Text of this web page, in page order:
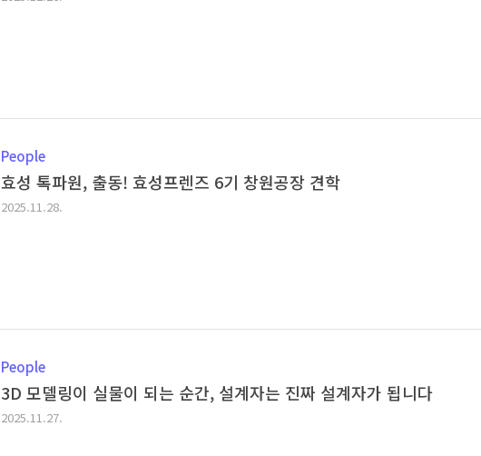
People
효성 톡파원, 출동! 효성프렌즈 6기 창원공장 견학
2025.11.28.
People
3D 모델링이 실물이 되는 순간, 설계자는 진짜 설계자가 됩니다
2025.11.27.